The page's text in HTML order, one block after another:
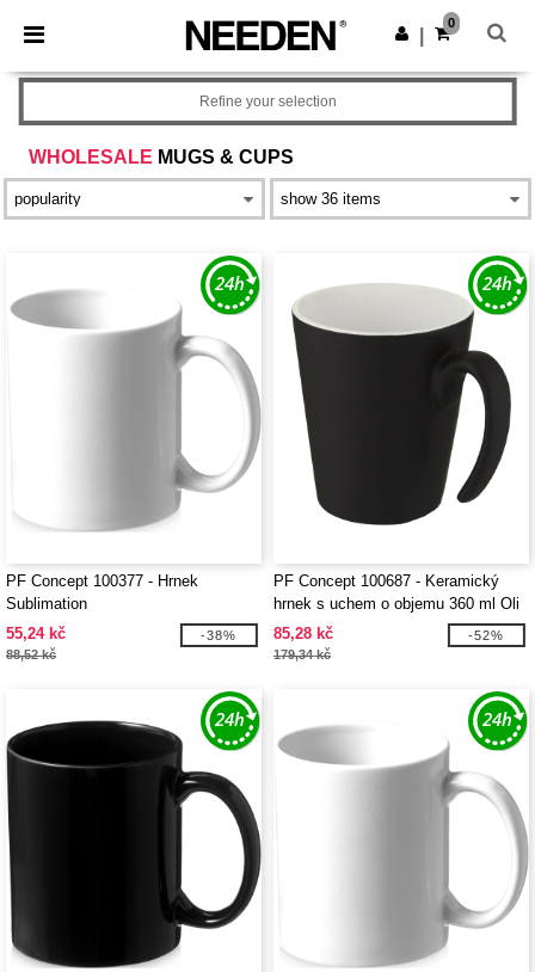
× Aplikace Needen
Lepší ceny v aplikaci!
Stáhnout app
0
WHOLESALE MUGS & CUPS
Refine your selection
PF Concept 100377 - Hrnek
Sublimation
55,24 kč
88,52 kč
-38%
PF Concept 100687 - Keramický
hrnek s uchem o objemu 360 ml Oli
85,28 kč
179,34 kč
-52%